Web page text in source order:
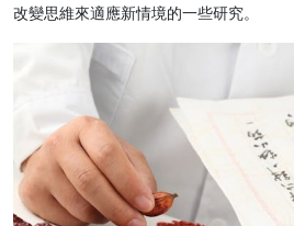
改變思維來適應新情境的一些研究。